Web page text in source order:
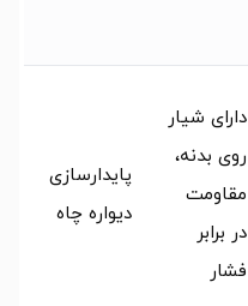
دارای شیار
روی بدنه،
مقاومت
در برابر
فشار
پایدارسازی
دیواره چاه